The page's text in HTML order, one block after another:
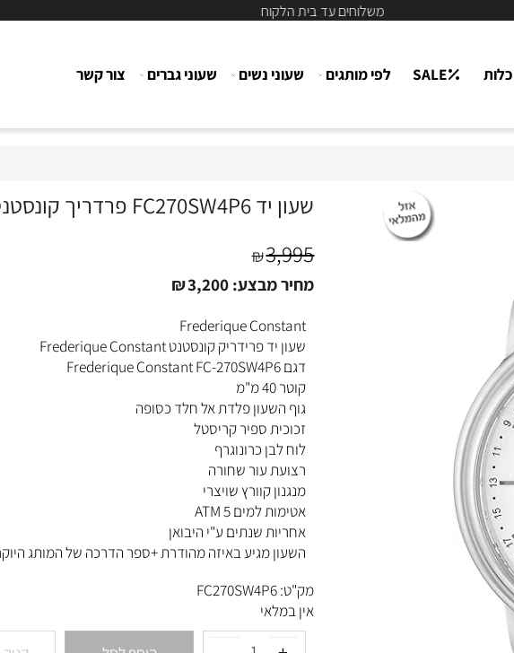
משלוחים עד בית הלקוח
SALE לפי מותגים שעוני נשים שעוני גברים צור קשר
שעון יד FC270SW4P6 פרדריך קונסטנט יוקרתי לגבר
₪3,995
מחיר מבצע: ₪3,200
Frederique Constant
שעון יד פרידריק קונסטנט Frederique Constant
דגם Frederique Constant FC-270SW4P6
קוטר 40 מ"מ
גוף השעון פלדת אל חלד כסופה
זכוכית ספיר קריסטל
לוח לבן כרונוגרף
רצועת עור שחורה
מנגנון קוורץ שויצרי
אטימות למים 5 ATM
אחריות שנתים ע"י היבואן
מק"ט:FC270SW4P6
אין במלאי